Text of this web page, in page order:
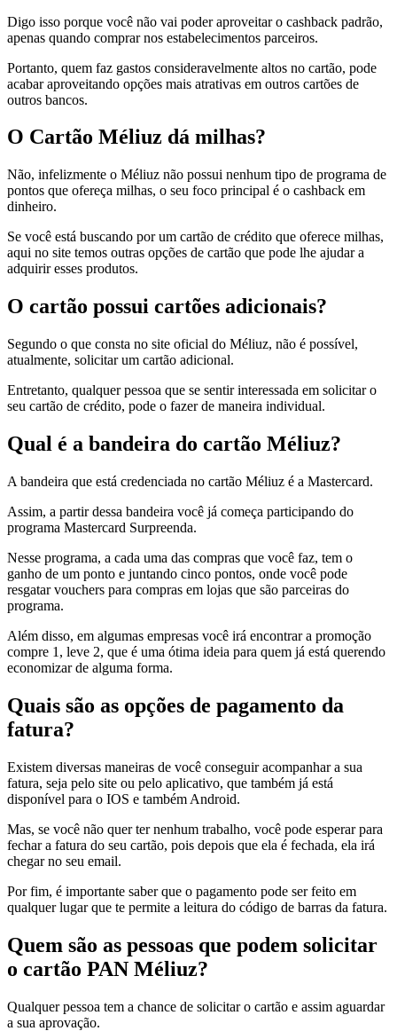
Digo isso porque você não vai poder aproveitar o cashback padrão,
apenas quando comprar nos estabelecimentos parceiros.
Portanto, quem faz gastos consideravelmente altos no cartão, pode
acabar aproveitando opções mais atrativas em outros cartões de
outros bancos.
O Cartão Méliuz dá milhas?
Não, infelizmente o Méliuz não possui nenhum tipo de programa de
pontos que ofereça milhas, o seu foco principal é o cashback em
dinheiro.
Se você está buscando por um cartão de crédito que oferece milhas,
aqui no site temos outras opções de cartão que pode lhe ajudar a
adquirir esses produtos.
O cartão possui cartões adicionais?
Segundo o que consta no site oficial do Méliuz, não é possível,
atualmente, solicitar um cartão adicional.
Entretanto, qualquer pessoa que se sentir interessada em solicitar o
seu cartão de crédito, pode o fazer de maneira individual.
Qual é a bandeira do cartão Méliuz?
A bandeira que está credenciada no cartão Méliuz é a Mastercard.
Assim, a partir dessa bandeira você já começa participando do
programa Mastercard Surpreenda.
Nesse programa, a cada uma das compras que você faz, tem o
ganho de um ponto e juntando cinco pontos, onde você pode
resgatar vouchers para compras em lojas que são parceiras do
programa.
Além disso, em algumas empresas você irá encontrar a promoção
compre 1, leve 2, que é uma ótima ideia para quem já está querendo
economizar de alguma forma.
Quais são as opções de pagamento da
fatura?
Existem diversas maneiras de você conseguir acompanhar a sua
fatura, seja pelo site ou pelo aplicativo, que também já está
disponível para o IOS e também Android.
Mas, se você não quer ter nenhum trabalho, você pode esperar para
fechar a fatura do seu cartão, pois depois que ela é fechada, ela irá
chegar no seu email.
Por fim, é importante saber que o pagamento pode ser feito em
qualquer lugar que te permite a leitura do código de barras da fatura.
Quem são as pessoas que podem solicitar
o cartão PAN Méliuz?
Qualquer pessoa tem a chance de solicitar o cartão e assim aguardar
a sua aprovação.